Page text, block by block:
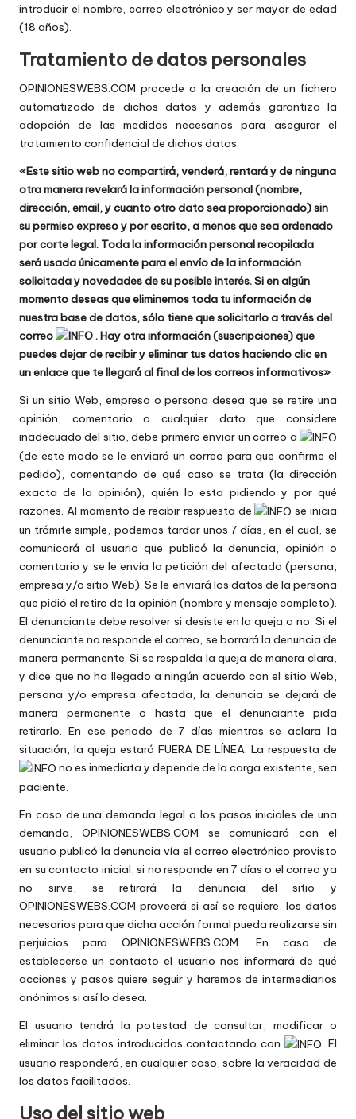
introducir el nombre, correo electrónico y ser mayor de edad
(18 años).
Tratamiento de datos personales
OPINIONESWEBS.COM procede a la creación de un fichero
automatizado de dichos datos y además garantiza la
adopción de las medidas necesarias para asegurar el
tratamiento confidencial de dichos datos.
«Este sitio web no compartirá, venderá, rentará y de ninguna
otra manera revelará la información personal (nombre,
dirección, email, y cuanto otro dato sea proporcionado) sin
su permiso expreso y por escrito, a menos que sea ordenado
por corte legal. Toda la información personal recopilada
será usada únicamente para el envío de la información
solicitada y novedades de su posible interés. Si en algún
momento deseas que eliminemos toda tu información de
nuestra base de datos, sólo tiene que solicitarlo a través del
correo
. Hay otra información (suscripciones) que
puedes dejar de recibir y eliminar tus datos haciendo clic en
un enlace que te llegará al final de los correos informativos»
Si un sitio Web, empresa o persona desea que se retire una
opinión, comentario o cualquier dato que considere
inadecuado del sitio, debe primero enviar un correo a
(de este modo se le enviará un correo para que confirme el
pedido), comentando de qué caso se trata (la dirección
exacta de la opinión), quién lo esta pidiendo y por qué
razones. Al momento de recibir respuesta de
se inicia
un trámite simple, podemos tardar unos 7 días, en el cual, se
comunicará al usuario que publicó la denuncia, opinión o
comentario y se le envía la petición del afectado (persona,
empresa y/o sitio Web). Se le enviará los datos de la persona
que pidió el retiro de la opinión (nombre y mensaje completo).
El denunciante debe resolver si desiste en la queja o no. Si el
denunciante no responde el correo, se borrará la denuncia de
manera permanente. Si se respalda la queja de manera clara,
y dice que no ha llegado a ningún acuerdo con el sitio Web,
persona y/o empresa afectada, la denuncia se dejará de
manera permanente o hasta que el denunciante pida
retirarlo. En ese periodo de 7 días mientras se aclara la
situación, la queja estará FUERA DE LÍNEA. La respuesta de
no es inmediata y depende de la carga existente, sea
paciente.
En caso de una demanda legal o los pasos iniciales de una
demanda, OPINIONESWEBS.COM se comunicará con el
usuario publicó la denuncia vía el correo electrónico provisto
en su contacto inicial, si no responde en 7 días o el correo ya
no sirve, se retirará la denuncia del sitio y
OPINIONESWEBS.COM proveerá si así se requiere, los datos
necesarios para que dicha acción formal pueda realizarse sin
perjuicios para OPINIONESWEBS.COM. En caso de
establecerse un contacto el usuario nos informará de qué
acciones y pasos quiere seguir y haremos de intermediarios
anónimos si así lo desea.
El usuario tendrá la potestad de consultar, modificar o
eliminar los datos introducidos contactando con
. El
usuario responderá, en cualquier caso, sobre la veracidad de
los datos facilitados.
Uso del sitio web